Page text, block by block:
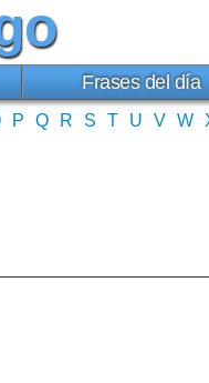
Frases del día
P Q R S T U V W